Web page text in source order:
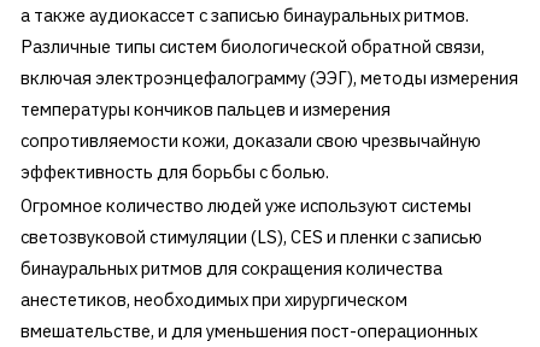
а также аудиокассет с записью бинауральных ритмов.
Различные типы систем биологической обратной связи,
включая электроэнцефалограмму (ЭЭГ), методы измерения
температуры кончиков пальцев и измерения
сопротивляемости кожи, доказали свою чрезвычайную
эффективность для борьбы с болью.
Огромное количество людей уже используют системы
светозвуковой стимуляции (LS), CES и пленки с записью
бинауральных ритмов для сокращения количества
анестетиков, необходимых при хирургическом
вмешательстве, и для уменьшения пост-операционных